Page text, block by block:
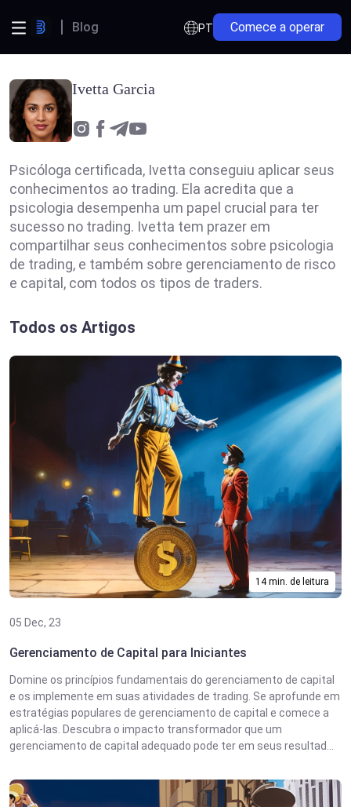
Blog PT Comece a operar
Ivetta Garcia
Psicóloga certificada, Ivetta conseguiu aplicar seus
conhecimentos ao trading. Ela acredita que a
psicologia desempenha um papel crucial para ter
sucesso no trading. Ivetta tem prazer em
compartilhar seus conhecimentos sobre psicologia
de trading, e também sobre gerenciamento de risco
e capital, com todos os tipos de traders.
Todos os Artigos
14 min. de leitura
05 Dec, 23
Gerenciamento de Capital para Iniciantes
Domine os princípios fundamentais do gerenciamento de capital
e os implemente em suas atividades de trading. Se aprofunde em
estratégias populares de gerenciamento de capital e comece a
aplicá-las. Descubra o impacto transformador que um
gerenciamento de capital adequado pode ter em seus resultad...